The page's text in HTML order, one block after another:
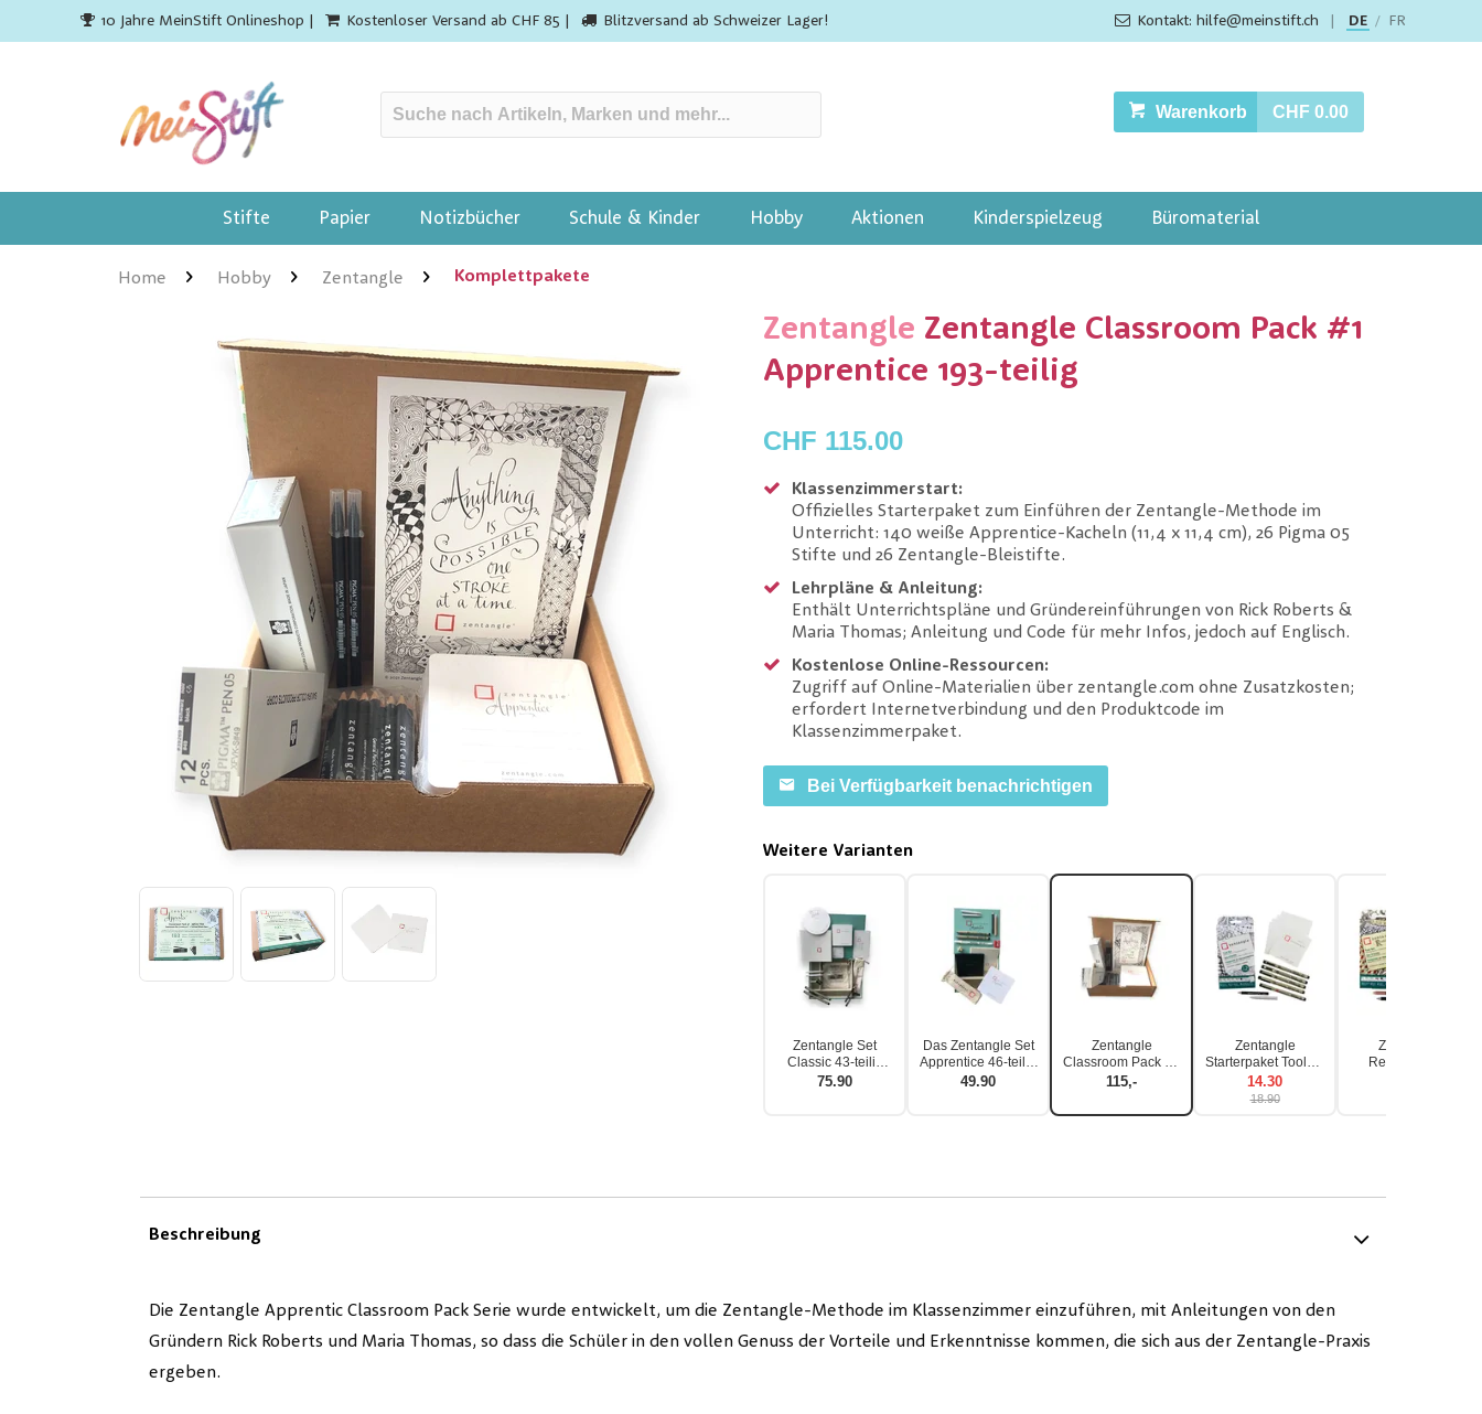
10 Jahre MeinStift Onlineshop | Kostenloser Versand ab CHF 85 | Blitzversand ab Schweizer Lager! Kontakt: hilfe@meinstift.ch DE / FR
Warenkorb CHF 0.00
Stifte Papier Notizbücher Schule & Kinder Hobby Aktionen Kinderspielzeug Büromaterial
Home Hobby Zentangle Komplettpakete
Zentangle Zentangle Classroom Pack #1
Apprentice 193-teilig
CHF 115.00
Klassenzimmerstart:
Offizielles Starterpaket zum Einführen der Zentangle-Methode im
Unterricht: 140 weiße Apprentice-Kacheln (11,4 x 11,4 cm), 26 Pigma 05
Stifte und 26 Zentangle-Bleistifte.
Lehrpläne & Anleitung:
Enthält Unterrichtspläne und Gründereinführungen von Rick Roberts &
Maria Thomas; Anleitung und Code für mehr Infos, jedoch auf Englisch.
Kostenlose Online-Ressourcen:
Zugriff auf Online-Materialien über zentangle.com ohne Zusatzkosten;
erfordert Internetverbindung und den Produktcode im
Klassenzimmerpaket.
Bei Verfügbarkeit benachrichtigen
Weitere Varianten
Zentangle Set
Classic 43-teilig
Geschenkbox
75.90
Das Zentangle Set
Apprentice 46-teilig
Geschenkbox
49.90
Zentangle
Classroom Pack #1
Apprentice 193-
115,-
Zentangle
Starterpaket Toolset
für Einsteiger 12-
teilig
14.30
18.90
Zentangle
Renaissance
Beschreibung
Die Zentangle Apprentic Classroom Pack Serie wurde entwickelt, um die Zentangle-Methode im Klassenzimmer einzuführen, mit Anleitungen von den
Gründern Rick Roberts und Maria Thomas, so dass die Schüler in den vollen Genuss der Vorteile und Erkenntnisse kommen, die sich aus der Zentangle-Praxis
ergeben.